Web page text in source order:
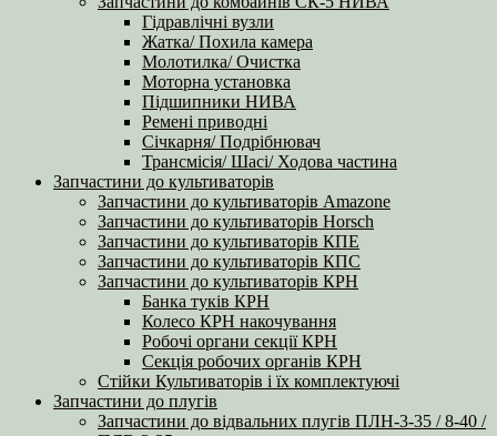
Гідравлічні вузли
Жатка/ Похила камера
Молотилка/ Очистка
Моторна установка
Підшипники НИВА
Ремені приводні
Січкарня/ Подрібнювач
Трансмісія/ Шасі/ Ходова частина
Запчастини до культиваторів
Запчастини до культиваторів Amazone
Запчастини до культиваторів Horsch
Запчастини до культиваторів КПЕ
Запчастини до культиваторів КПС
Запчастини до культиваторів КРН
Банка туків КРН
Колесо КРН накочування
Робочі органи секції КРН
Секція робочих органів КРН
Стійки Культиваторів і їх комплектуючі
Запчастини до плугів
Запчастини до відвальних плугів ПЛН-3-35 / 8-40 /